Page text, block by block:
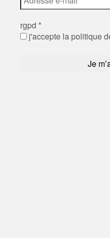
rgpd *
j'accepte la politique